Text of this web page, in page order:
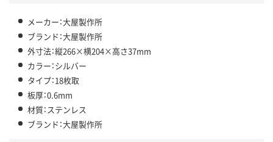
メーカー：大屋製作所
ブランド：大屋製作所
外寸法：縦266×横204×高さ37mm
カラー：シルバー
タイプ：18枚取
板厚：0.6mm
材質：ステンレス
ブランド：大屋製作所